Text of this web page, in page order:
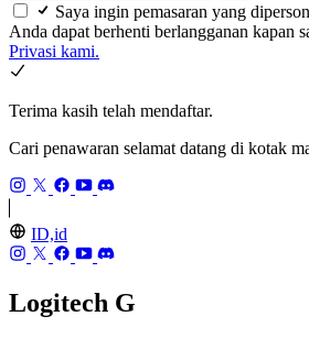
Saya ingin pemasaran yang
Anda dapat berhenti berlangganan kapan
Privasi kami.
Terima kasih telah mendaftar.
Cari penawaran selamat datang di kotak
ID,id
Logitech G